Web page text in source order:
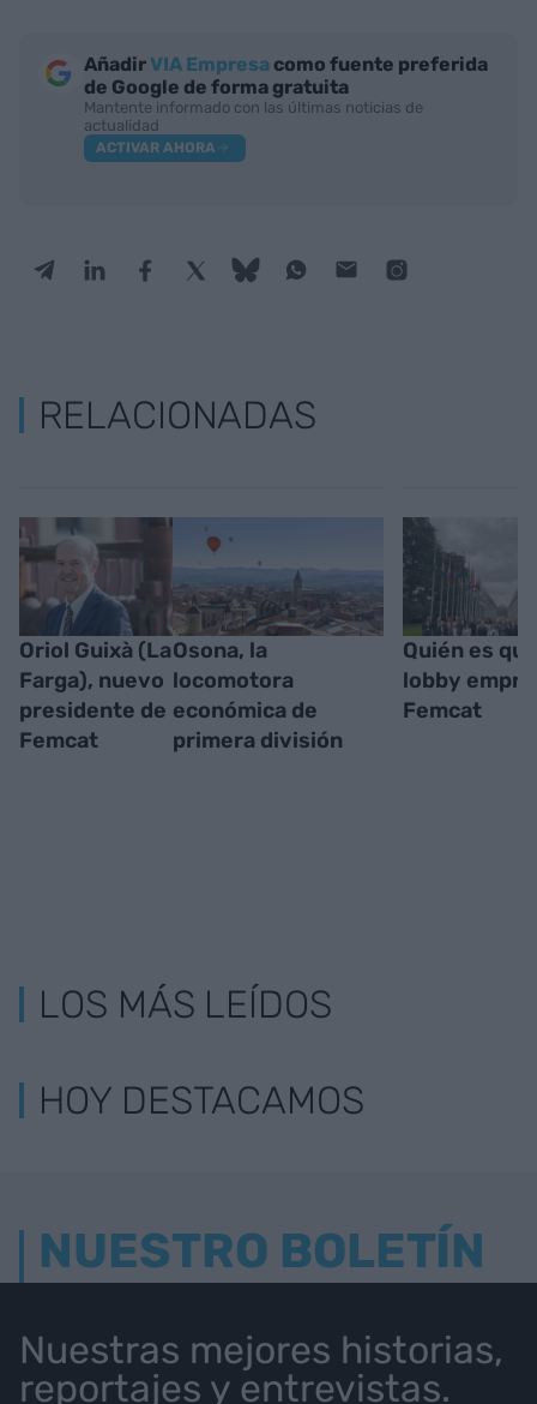
AñadirVIA Empresa como fuente preferida
de Google de forma gratuita
Mantente informado con las últimas noticias de
actualidad
ACTIVAR AHORA
RELACIONADAS
Oriol Guixà (La
Farga), nuevo
presidente de
Femcat
Osona, la
locomotora
económica de
primera división
Quién es
lobby
Femcat
LOS MÁS LEÍDOS
HOY DESTACAMOS
NUESTRO BOLETÍN
Nuestras mejores historias,
reportajes y entrevistas.